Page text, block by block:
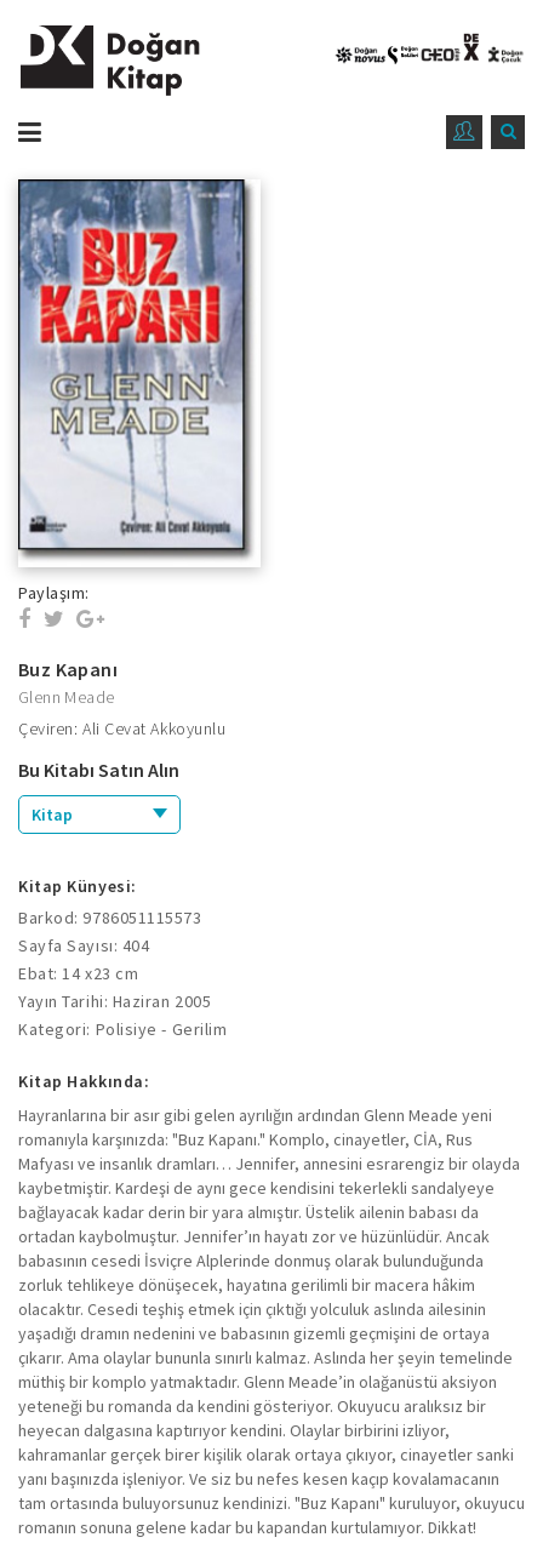
Paylaşım:
Buz Kapanı
Glenn Meade
Çeviren: Ali Cevat Akkoyunlu
Bu Kitabı Satın Alın
Kitap
Kitap Künyesi:
Barkod: 9786051115573
Sayfa Sayısı: 404
Ebat: 14 x23 cm
Yayın Tarihi: Haziran 2005
Kategori: Polisiye - Gerilim
Kitap Hakkında:
Hayranlarına bir asır gibi gelen ayrılığın ardından Glenn Meade yeni
romanıyla karşınızda: "Buz Kapanı." Komplo, cinayetler, CİA, Rus
Mafyası ve insanlık dramları… Jennifer, annesini esrarengiz bir olayda
kaybetmiştir. Kardeşi de aynı gece kendisini tekerlekli sandalyeye
bağlayacak kadar derin bir yara almıştır. Üstelik ailenin babası da
ortadan kaybolmuştur. Jennifer’ın hayatı zor ve hüzünlüdür. Ancak
babasının cesedi İsviçre Alplerinde donmuş olarak bulunduğunda
zorluk tehlikeye dönüşecek, hayatına gerilimli bir macera hâkim
olacaktır. Cesedi teşhiş etmek için çıktığı yolculuk aslında ailesinin
yaşadığı dramın nedenini ve babasının gizemli geçmişini de ortaya
çıkarır. Ama olaylar bununla sınırlı kalmaz. Aslında her şeyin temelinde
müthiş bir komplo yatmaktadır. Glenn Meade’in olağanüstü aksiyon
yeteneği bu romanda da kendini gösteriyor. Okuyucu aralıksız bir
heyecan dalgasına kaptırıyor kendini. Olaylar birbirini izliyor,
kahramanlar gerçek birer kişilik olarak ortaya çıkıyor, cinayetler sanki
yanı başınızda işleniyor. Ve siz bu nefes kesen kaçıp kovalamacanın
tam ortasında buluyorsunuz kendinizi. "Buz Kapanı" kuruluyor, okuyucu
romanın sonuna gelene kadar bu kapandan kurtulamıyor. Dikkat!